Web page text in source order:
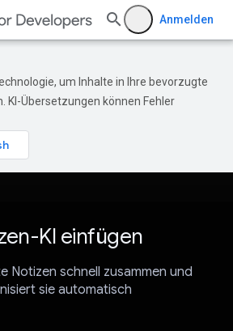
Anmelden
um Inhalte in Ihre bevorzugte
KI-Übersetzungen können Fehler
KI einfügen
Notizen schnell zusammen und
sie automatisch